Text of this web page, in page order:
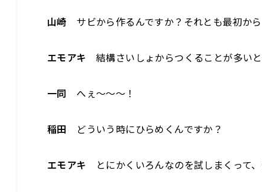
山崎 サビから作るんですか？それとも最初か
エモアキ 結構さいしょからつくることが多いと
一同 へぇ〜〜〜！
稲田 どういう時にひらめくんですか？
エモアキ とにかくいろんなのを試しまくって